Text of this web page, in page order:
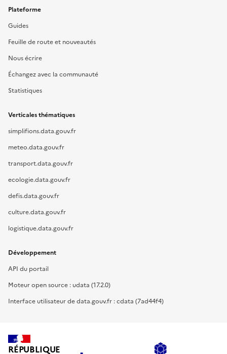
Plateforme
Guides
Feuille de route et nouveautés
Nous écrire
Échangez avec la communauté
Statistiques
Verticales thématiques
simplifions.data.gouv.fr
meteo.data.gouv.fr
transport.data.gouv.fr
ecologie.data.gouv.fr
defis.data.gouv.fr
culture.data.gouv.fr
logistique.data.gouv.fr
Développement
API du portail
Moteur open source : udata (17.2.0)
Interface utilisateur de data.gouv.fr : cdata (7ad44f4)
RÉPUBLIQUE